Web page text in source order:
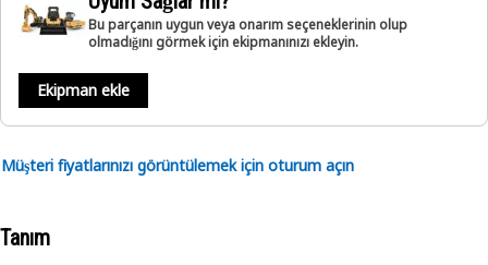
Bu parçanın uygun veya onarım seçeneklerinin olup
olmadığını görmek için ekipmanınızı ekleyin.
Ekipman ekle
Müşteri fiyatlarınızı görüntülemek için oturum açın
Tanım